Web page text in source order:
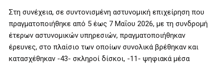
Στη συνέχεια, σε συντονισμένη αστυνομική επιχείρηση που
πραγματοποιήθηκε από 5 έως 7 Μαΐου 2026, με τη συνδρομή
έτερων αστυνομικών υπηρεσιών, πραγματοποιήθηκαν
έρευνες, στο πλαίσιο των οποίων συνολικά βρέθηκαν και
κατασχέθηκαν -43- σκληροί δίσκοι, -11- ψηφιακά μέσα